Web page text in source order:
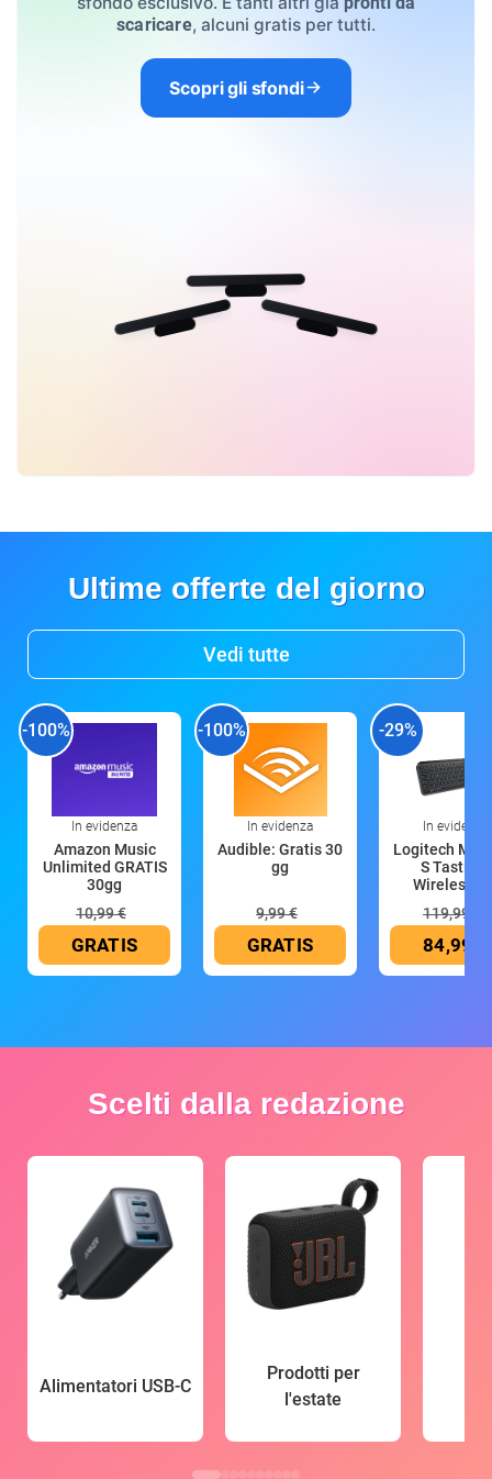
scaricare, alcuni gratis per tutti.
Scopri gli sfondi
Ultime offerte del giorno
Vedi tutte
-100%
In evidenza
Amazon Music
Unlimited GRATIS
30gg
10,99 €
GRATIS
-100%
In evidenza
Audible: Gratis 30
gg
9,99 €
GRATIS
-29%
In evidenza
Logitech MX
S Tastiera
Wireless
119,99 €
84,99 €
Scelti dalla redazione
Alimentatori USB-C
Prodotti per
l'estate